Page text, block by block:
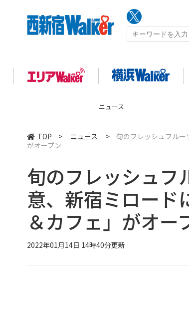
ニュース
TOP > ニュース >
旬のフレッシュフル
がオープン
旬のフレッシュフ
意、新宿ミロード
＆カフェ」がオー
2022年01月14日 14時40分更新